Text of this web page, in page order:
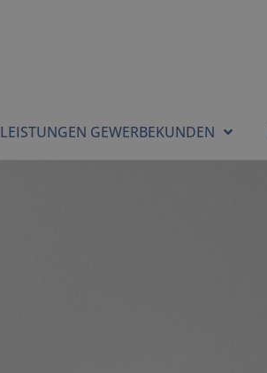
LEISTUNGEN GEWERBEKUNDEN